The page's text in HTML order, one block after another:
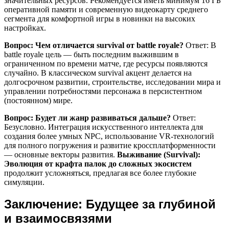
оперативной памяти и современную видеокарту среднего
сегмента для комфортной игры в новинки на высоких
настройках.
Вопрос: Чем отличается survival от battle royale? Ответ: В
battle royale цель — быть последним выжившим в
ограниченном по времени матче, где ресурсы появляются
случайно. В классическом survival акцент делается на
долгосрочном развитии, строительстве, исследовании мира и
управлении потребностями персонажа в персистентном
(постоянном) мире.
Вопрос: Будет ли жанр развиваться дальше? Ответ:
Безусловно. Интеграция искусственного интеллекта для
создания более умных NPC, использование VR-технологий
для полного погружения и развитие кроссплатформенности
— основные векторы развития. Выживание (Survival):
Эволюция от крафта палок до сложных экосистем
продолжит усложняться, предлагая все более глубокие
симуляции.
Заключение: Будущее за глубиной
и взаимосвязями